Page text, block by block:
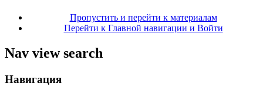
Пропустить и перейти к материалам
Перейти к Главной навигации и Войти
Nav view search
Навигация